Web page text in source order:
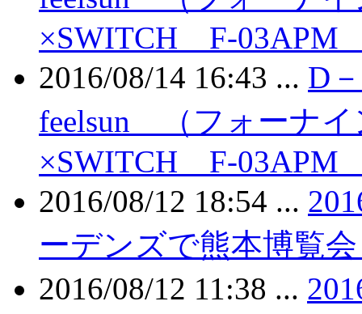
×SWITCH F-
2016/08/14 16:43 ... D
feelsun （フォーナ
×SWITCH F-
2016/08/12 18:54 ...
ーデンズで熊本博覧
2016/08/12 11:38 ...